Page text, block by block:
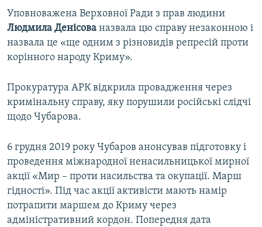
Уповноважена Верховної Ради з прав людини
Людмила Денісова назвала цю справу незаконною і
назвала це «ще одним з різновидів репресій проти
корінного народу Криму».
Прокуратура АРК відкрила провадження через
кримінальну справу, яку порушили російські слідчі
щодо Чубарова.
6 грудня 2019 року Чубаров анонсував підготовку і
проведення міжнародної ненасильницької мирної
акції «Мир – проти насильства та окупації. Марш
гідності». Під час акції активісти мають намір
потрапити маршем до Криму через
адміністративний кордон. Попередня дата